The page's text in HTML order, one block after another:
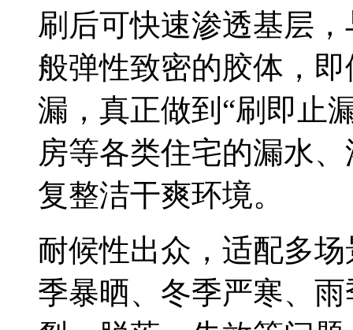
刷后可快速渗透基层
般弹性致密的胶体，
漏，真正做到“刷即止
房等各类住宅的漏水
复整洁干爽环境。
耐候性出众，适配多
季暴晒、冬季严寒、